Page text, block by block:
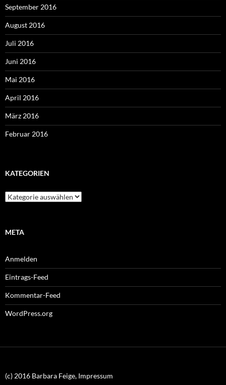
September 2016
August 2016
Juli 2016
Juni 2016
Mai 2016
April 2016
März 2016
Februar 2016
KATEGORIEN
Kategorien
META
Anmelden
Eintrags-Feed
Kommentar-Feed
WordPress.org
(c) 2016 Barbara Feige, Impressum